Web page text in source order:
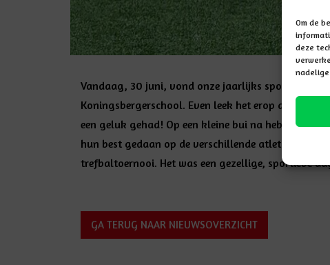
Om de
deze
Vandaag, 30 juni, vond onze jaarlijks sportdag
Koningsbergerschool. Even leek het erop dat de
een geluk gehad! Op een kleine bui na hebben we
hun best gedaan op de verschillende
trefbaltoernooi. Het was een gezellige, sportieve
GA TERUG NAAR NIEUWSOVERZICHT